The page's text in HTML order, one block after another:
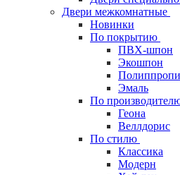
Двери межкомнатные
Новинки
По покрытию
ПВХ-шпон
Экошпон
Эмаль
По
Геона
Веллдорис
По стилю
Классика
Модерн